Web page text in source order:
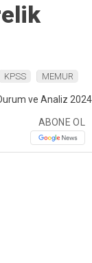
KPSS MEMUR
ABONE OL